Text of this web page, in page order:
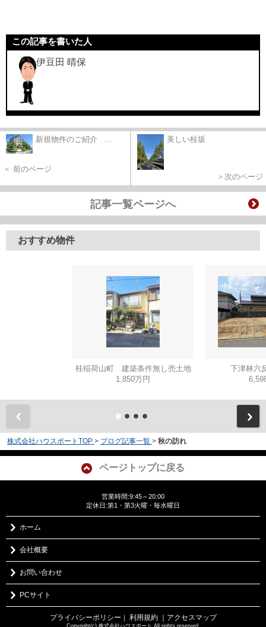
この記事を書いた人
伊豆田 晴保
新規物件のご紹介 ...
＜ 前のページ
美しい桂坂
＞次のページ
記事一覧ページへ
おすすめ物件
桂稲荷山町 建築条件無し売土地
1,850万円
下津林六
株式会社ハウスポートTOP > ブログ記事一覧 > 秋の訪れ
ページトップに戻る
営業時間:9:45～20:00
定休日:第1・第3火曜・毎水曜日
ホーム
会社概要
お問い合わせ
PCサイト
プライバシーポリシー ｜ 利用規約 ｜アクセスマップ
Copyright(c) 株式会社ハウスポート All rights reserved.